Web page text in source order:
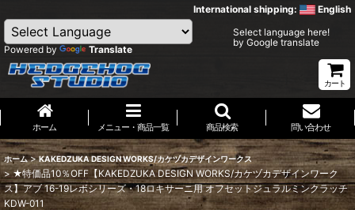
International shipping: English
Powered by Translate
Select language here!
by Google translate
カート
ホーム メニュー・商品一覧 商品検索 問い合わせ
ホーム > KAKEDZUKA DESIGN WORKS/カケヅカデザインワークス
> ★特価品10％OFF【KAKEDZUKA DESIGN WORKS/カケヅカデザインワーク
ス】アブ 16-19レボシリーズ・18ロキサーニ用 オフセットジュラルミンクラッチ
KDW-011